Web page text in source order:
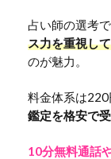
占い師の選考で
ス力を重視し
のが魅力。
料金体系は220
鑑定を格安で
10分無料通話